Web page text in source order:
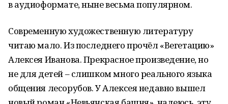
в аудиоформате, ныне весьма популярном.
Современную художественную литературу
читаю мало. Из последнего прочёл «Вегетацию»
Алексея Иванова. Прекрасное произведение, но
не для детей – слишком много реального языка
общения лесорубов. У Алексея недавно вышел